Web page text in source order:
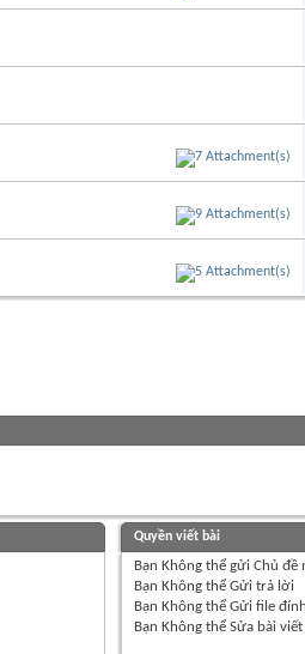
Quyền viết bài
Bạn Không thểgửi Chủ đề
Bạn Không thểGửi trả lời
Bạn Không thểGửi file
Bạn Không thểSửa bài viết